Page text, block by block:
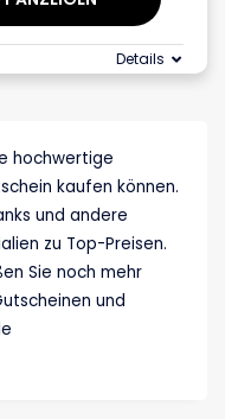
Details
hochwertige
kaufen können.
und andere
zu Top-Preisen.
Sie noch mehr
und